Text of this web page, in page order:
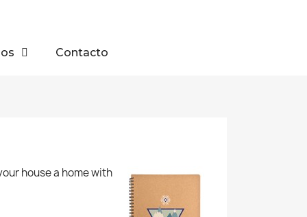
Contacto
house a home with